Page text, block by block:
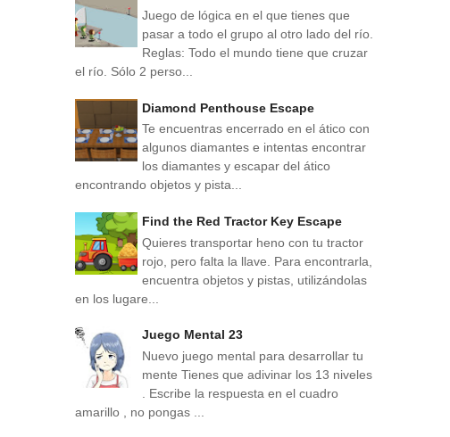
Juego de lógica en el que tienes que
pasar a todo el grupo al otro lado del río.
Reglas: Todo el mundo tiene que cruzar
el río. Sólo 2 perso...
Diamond Penthouse Escape
Te encuentras encerrado en el ático con
algunos diamantes e intentas encontrar
los diamantes y escapar del ático
encontrando objetos y pista...
Find the Red Tractor Key Escape
Quieres transportar heno con tu tractor
rojo, pero falta la llave. Para encontrarla,
encuentra objetos y pistas, utilizándolas
en los lugare...
Juego Mental 23
Nuevo juego mental para desarrollar tu
mente Tienes que adivinar los 13 niveles
. Escribe la respuesta en el cuadro
amarillo , no pongas ...